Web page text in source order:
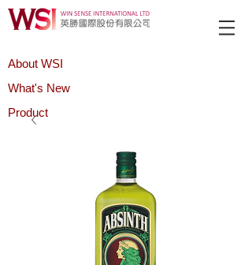
About WSI
What's New
Product